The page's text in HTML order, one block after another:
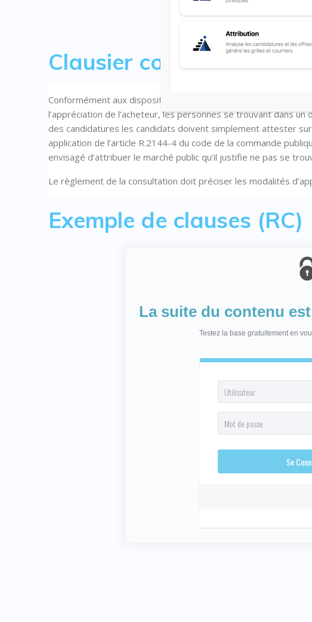
Clausier contractuel : les
Conformément aux dispositions du code de la commande
l’appréciation de l’acheteur, les personnes se trouvant dans
des candidatures les candidats doivent simplement attester
application de l’article R.2144-4 du code de la commande
envisagé d’attribuer le marché public qu’il justifie ne pas se
Le règlement de la consultation doit préciser les modalités
Exemple de clauses (RC)
La suite du contenu
Testez la base gratuitement en